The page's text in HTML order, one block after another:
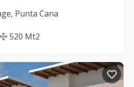
, Punta Cana
520 Mt2